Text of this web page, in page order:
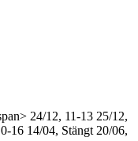
24/12, 11-13 25/12,
16 14/04, Stängt 20/06,